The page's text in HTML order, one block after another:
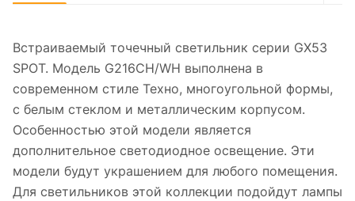
Встраиваемый точечный светильник серии GX53
SPOT. Модель G216CH/WH выполнена в
современном стиле Техно, многоугольной формы,
с белым стеклом и металлическим корпусом.
Особенностью этой модели является
дополнительное светодиодное освещение. Эти
модели будут украшением для любого помещения.
Для светильников этой коллекции подойдут лампы